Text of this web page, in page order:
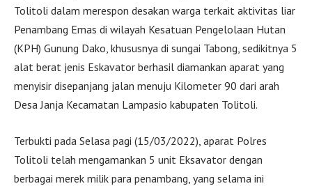
Tolitoli dalam merespon desakan warga terkait aktivitas liar
Penambang Emas di wilayah Kesatuan Pengelolaan Hutan
(KPH) Gunung Dako, khususnya di sungai Tabong, sedikitnya 5
alat berat jenis Eskavator berhasil diamankan aparat yang
menyisir disepanjang jalan menuju Kilometer 90 dari arah
Desa Janja Kecamatan Lampasio kabupaten Tolitoli.
Terbukti pada Selasa pagi (15/03/2022), aparat Polres
Tolitoli telah mengamankan 5 unit Eksavator dengan
berbagai merek milik para penambang, yang selama ini